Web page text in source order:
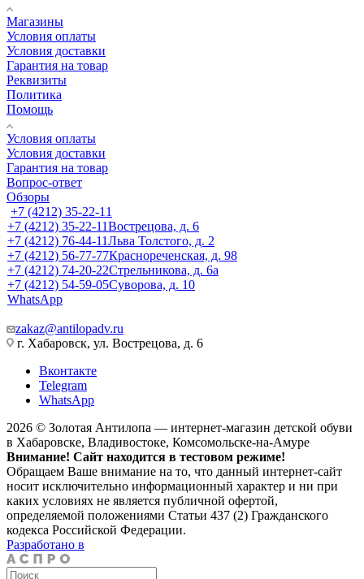
Магазины
Условия оплаты
Условия доставки
Гарантия на товар
Реквизиты
Политика
Помощь
Условия оплаты
Условия доставки
Гарантия на товар
Вопрос-ответ
Обзоры
+7 (4212) 35-22-11
+7 (4212) 35-22-11Вострецова, д. 6
+7 (4212) 76-44-11Льва Толстого, д. 2
+7 (4212) 56-77-77Краснореченская, д. 98
+7 (4212) 74-20-22Стрельникова, д. 6а
+7 (4212) 54-59-05Суворова, д. 10
WhatsApp
zakaz@antilopadv.ru
г. Хабаровск, ул. Вострецова, д. 6
Вконтакте
Telegram
WhatsApp
2026 © Золотая Антилопа — интернет-магазин детской обуви
в Хабаровске, Владивостоке, Комсомольске-на-Амуре
Внимание! Сайт находится в тестовом режиме!
Обращаем Ваше внимание на то, что данный интернет-сайт
носит исключительно информационный характер и ни при
каких условиях не является публичной офертой,
определяемой положениями Статьи 437 (2) Гражданского
кодекса Российской Федерации.
Разработано в